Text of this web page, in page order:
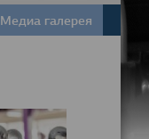
Медиа галерея